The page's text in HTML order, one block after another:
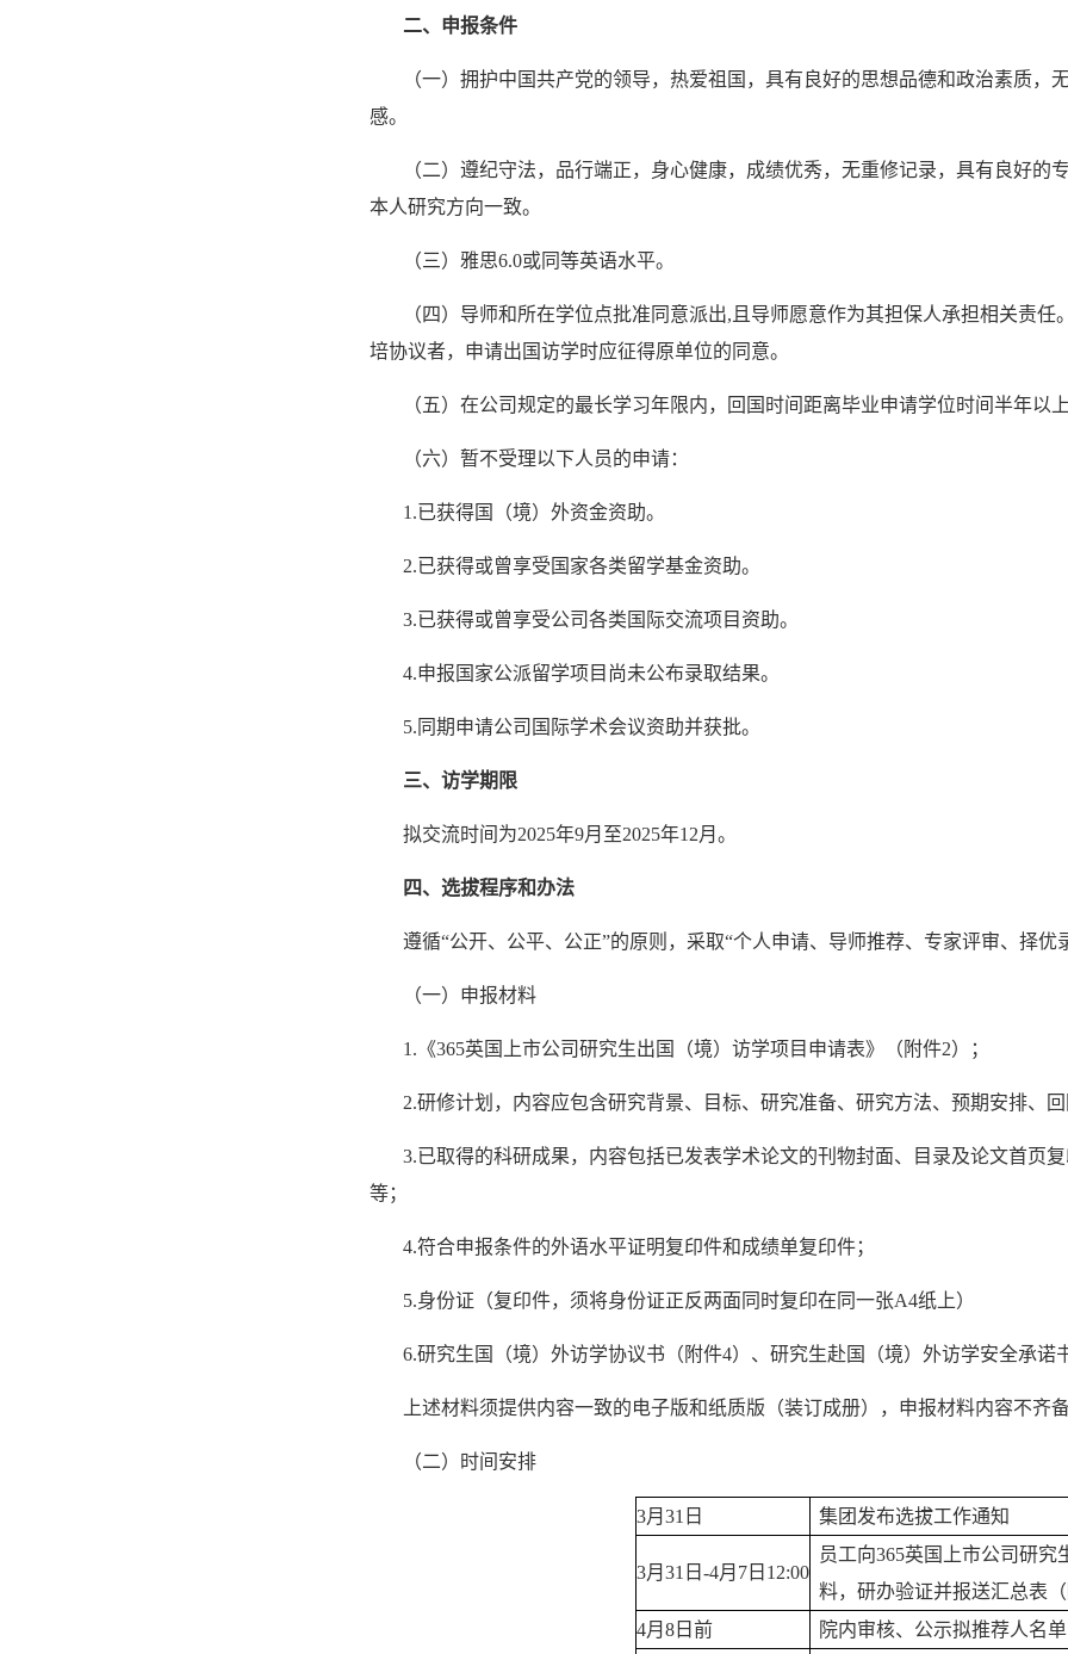
二、申报条件
（一）拥护中国共产党的领导，热爱祖国，具有良好的思想品德和政治素质
感。
（二）遵纪守法，品行端正，身心健康，成绩优秀，无重修记录，具有良好
本人研究方向一致。
（三）雅思6.0或同等英语水平。
（四）导师和所在学位点批准同意派出,且导师愿意作为其担保人承担相关责
培协议者，申请出国访学时应征得原单位的同意。
（五）在公司规定的最长学习年限内，回国时间距离毕业申请学位时间半年以上
（六）暂不受理以下人员的申请：
1.已获得国（境）外资金资助。
2.已获得或曾享受国家各类留学基金资助。
3.已获得或曾享受公司各类国际交流项目资助。
4.申报国家公派留学项目尚未公布录取结果。
5.同期申请公司国际学术会议资助并获批。
三、访学期限
拟交流时间为2025年9月至2025年12月。
四、选拔程序和办法
遵循“公开、公平、公正”的原则，采取“个人申请、导师推荐、专家评审、择优
（一）申报材料
1.《365英国上市公司研究生出国（境）访学项目申请表》（附件2）；
2.研修计划，内容应包含研究背景、目标、研究准备、研究方法、预期安排、
3.已取得的科研成果，内容包括已发表学术论文的刊物封面、目录及论文首页
等；
4.符合申报条件的外语水平证明复印件和成绩单复印件；
5.身份证（复印件，须将身份证正反两面同时复印在同一张A4纸上）
6.研究生国（境）外访学协议书（附件4）、研究生赴国（境）外访学安全承诺
上述材料须提供内容一致的电子版和纸质版（装订成册），申报材料内容不齐
（二）时间安排
3月31日 集团发布选拔工作通知
3月31 日-4月7日12:00
员工向365英国上市公司研
料，研办验证并报送汇总表
4月8日前
院内审核、公示拟推荐人名单